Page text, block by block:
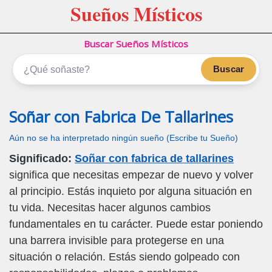
Sueños Místicos
Buscar Sueños Místicos
Buscar
Soñar con Fabrica De Tallarines
Aún no se ha interpretado ningún sueño (Escribe tu Sueño)
Significado: Soñar con fabrica de tallarines
significa que necesitas empezar de nuevo y volver
al principio. Estás inquieto por alguna situación en
tu vida. Necesitas hacer algunos cambios
fundamentales en tu carácter. Puede estar poniendo
una barrera invisible para protegerse en una
situación o relación. Estás siendo golpeado con